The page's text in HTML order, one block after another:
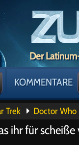
Der
KOMMENTARE
Trek Doctor Who
ihr für scheiße